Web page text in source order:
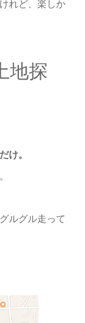
れど、楽しか
地探
け。
ルグル走って